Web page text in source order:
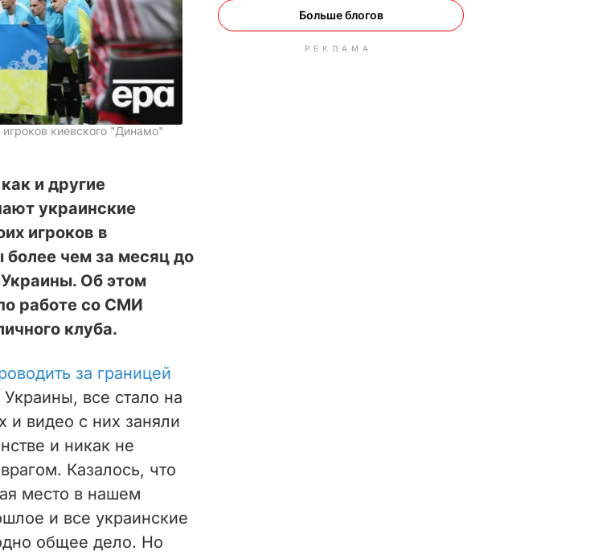
киевского "Динамо"
и другие
украинские
игроков в
чем за месяц до
Об этом
работе со СМИ
клуба.
за границей
все стало на
и видео с них заняли
и никак не
Казалось, что
место в нашем
и все украинские
общее дело. Но
Больше блогов
РЕКЛАМА